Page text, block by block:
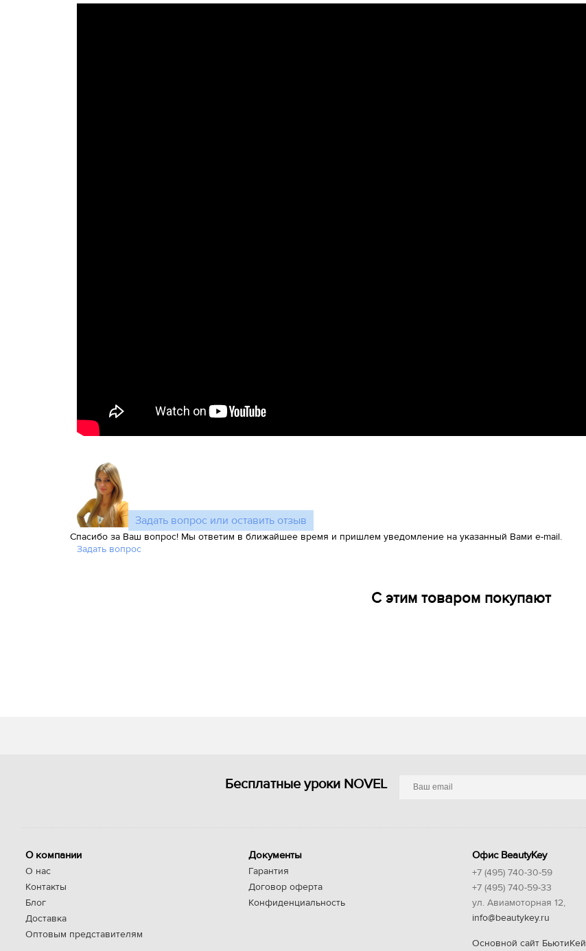
Задать вопрос или оставить отзыв
Спасибо за Ваш вопрос! Мы ответим в ближайшее время и пришлем уведомление на указанный Вами e-mail.
Задать вопрос
С этим товаром покупают
Бесплатные уроки NOVEL
О компании
О нас
Контакты
Блог
Доставка
Оптовым представителям
Документы
Гарантия
Договор оферта
Конфиденциальность
Офис BeautyKey
+7 (495) 740-30-59
+7 (495) 740-59-33
ул. Авиамоторная 12,
info@beautykey.ru
Основной сайт БьютиКей